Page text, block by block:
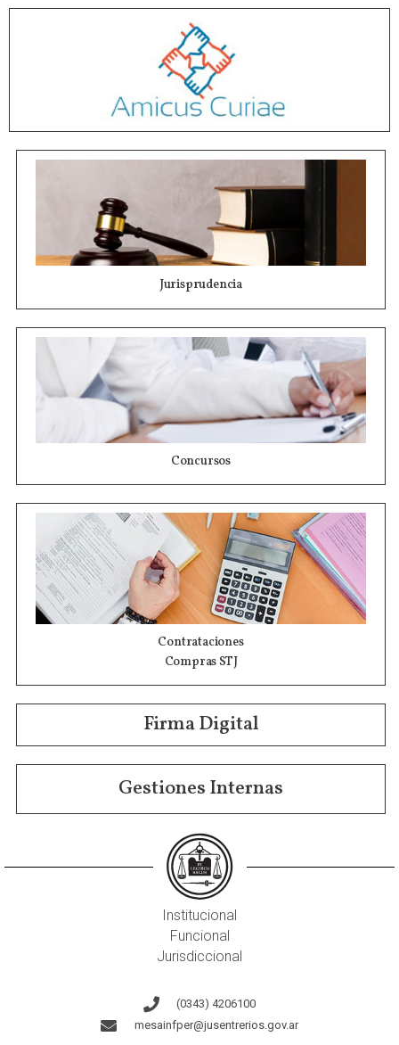
Jurisprudencia
Concursos
Contrataciones
Compras STJ
Firma Digital
Gestiones Internas
Institucional
Funcional
Jurisdiccional
(0343) 4206100
mesainfper@jusentrerios.gov.ar